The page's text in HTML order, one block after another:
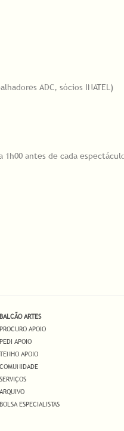
ADC, sócios INATEL)
1h00 antes de cada
BALCÃO ARTES
PROCURO APOIO
PEDI APOIO
TENHO APOIO
COMUNIDADE
SERVIÇOS
ARQUIVO
BOLSA ESPECIALISTAS